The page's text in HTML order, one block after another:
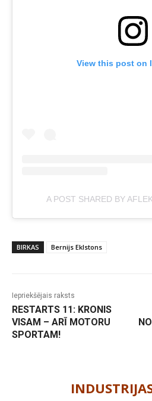
View this post on
A POST SHARED BY
BIRKAS Bernijs Eklstons
Iepriekšējais raksts
RESTARTS 11: KRONIS
VISAM – ARĪ MOTORU
SPORTAM!